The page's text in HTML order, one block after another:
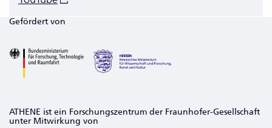
Gefördert von
ATHENE ist ein Forschungszentrum der Fraunhofer-Gesellschaft
unter Mitwirkung von